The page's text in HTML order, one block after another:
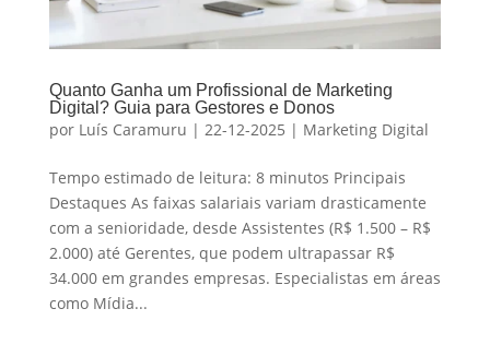
Quanto Ganha um Profissional de Marketing
Digital? Guia para Gestores e Donos
por Luís Caramuru | 22-12-2025 | Marketing Digital
Tempo estimado de leitura: 8 minutos Principais
Destaques As faixas salariais variam drasticamente
com a senioridade, desde Assistentes (R$ 1.500 – R$
2.000) até Gerentes, que podem ultrapassar R$
34.000 em grandes empresas. Especialistas em áreas
como Mídia...